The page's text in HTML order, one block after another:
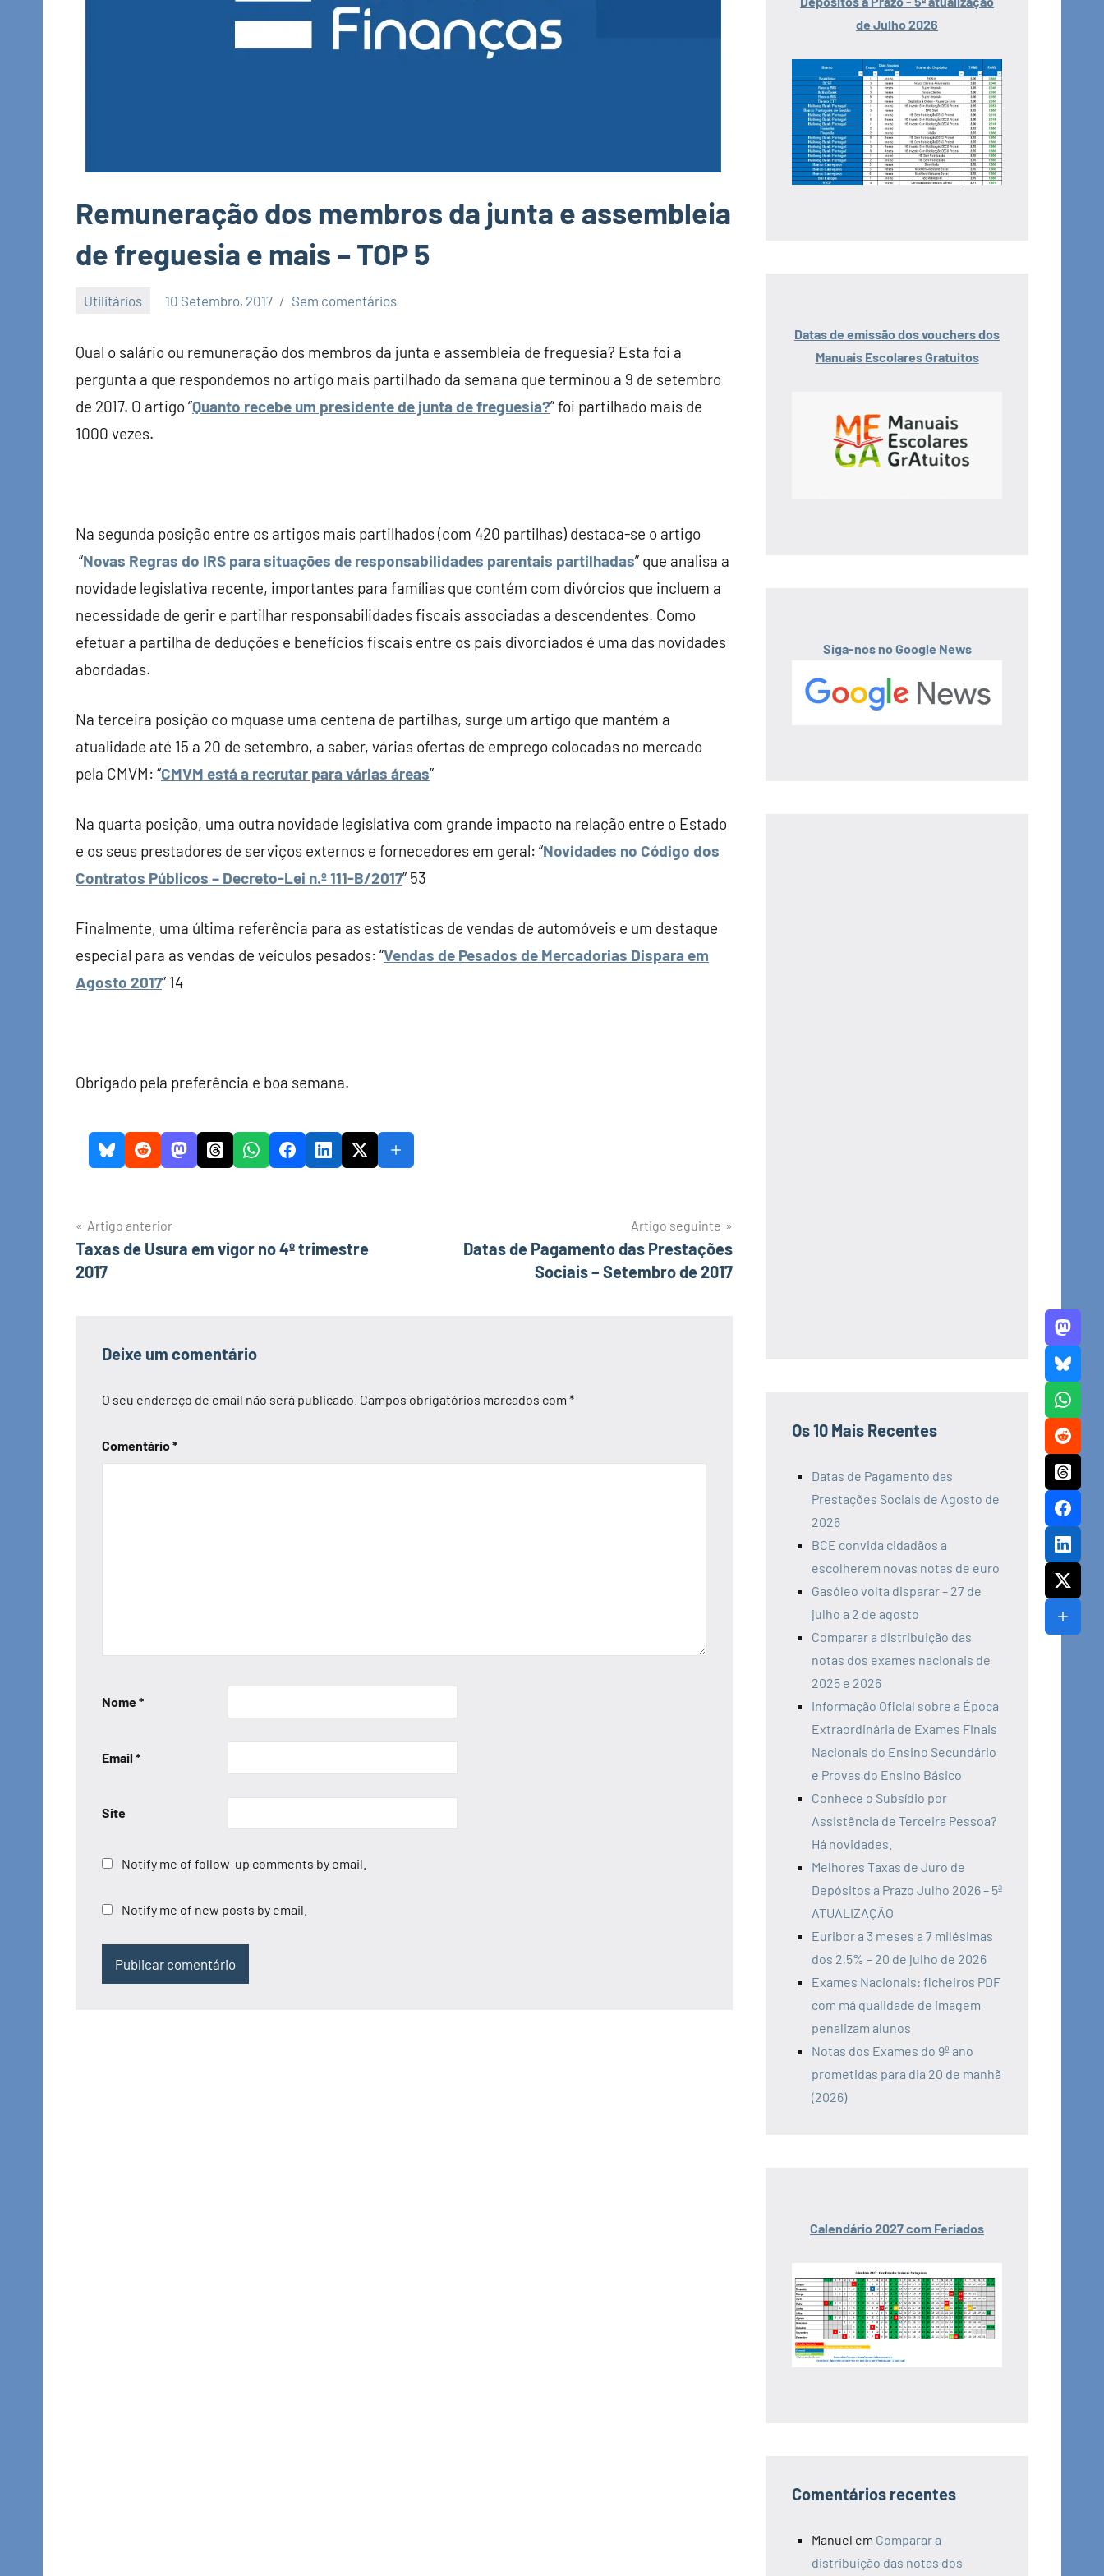
Remuneração dos membros da junta e assembleia
de freguesia e mais – TOP 5
Utilitários 10 Setembro, 2017
Finanças
Sem comentários
Qual o salário ou remuneração dos membros da junta e assembleia de freguesia? Esta foi a
pergunta a que respondemos no artigo mais partilhado da semana que terminou a 9 de setembro
de 2017. O artigo “Quanto recebe um presidente de junta de freguesia?” foi partilhado mais de
1000 vezes.
Na segunda posição entre os artigos mais partilhados (com 420 partilhas) destaca-se o artigo
“Novas Regras do IRS para situações de responsabilidades parentais partilhadas” que analisa a
novidade legislativa recente, importantes para famílias que contém com divórcios que incluem a
necessidade de gerir e partilhar responsabilidades fiscais associadas a descendentes. Como
efetuar a partilha de deduções e benefícios fiscais entre os pais divorciados é uma das novidades
abordadas.
Na terceira posição co mquase uma centena de partilhas, surge um artigo que mantém a
atualidade até 15 a 20 de setembro, a saber, várias ofertas de emprego colocadas no mercado
pela CMVM: “CMVM está a recrutar para várias áreas”
Na quarta posição, uma outra novidade legislativa com grande impacto na relação entre o Estado
e os seus prestadores de serviços externos e fornecedores em geral: “Novidades no Código dos
Contratos Públicos – Decreto-Lei n.º 111-B/2017” 53
Finalmente, uma última referência para as estatísticas de vendas de automóveis e um destaque
especial para as vendas de veículos pesados: “Vendas de Pesados de Mercadorias Dispara em
Agosto 2017” 14
Obrigado pela preferência e boa semana.
Navegação
de
Artigo anterior
Taxas de Usura em vigor no 4º trimestre
2017
Artigo seguinte
Datas de Pagamento das Prestações
Sociais – Setembro de 2017
Deixe um comentário
O seu endereço de email não será publicado. Campos obrigatórios marcados com *
Comentário*
Nome*
Email *
Site
Notify me of follow-up comments by email.
Notify me of new posts by email.
de Julho 2026
Datas de emissão dos vouchers dos
Manuais Escolares Gratuitos
Siga-nos no Google News
Os 10 Mais Recentes
Datas de Pagamento das
Prestações Sociais de Agosto de
2026
BCE convida cidadãos a
escolherem novas notas de euro
Gasóleo volta disparar – 27 de
julho a 2 de agosto
Comparar a distribuição das
notas dos exames nacionais de
2025 e 2026
Informação Oficial sobre a Época
Extraordinária de Exames Finais
Nacionais do Ensino Secundário
e Provas do Ensino Básico
Conhece o Subsídio por
Assistência de Terceira Pessoa?
Há novidades.
Melhores Taxas de Juro de
Depósitos a Prazo Julho 2026 – 5ª
ATUALIZAÇÃO
Euribor a 3 meses a 7 milésimas
dos 2,5% – 20 de julho de 2026
Exames Nacionais: ficheiros PDF
com má qualidade de imagem
penalizam alunos
Notas dos Exames do 9º ano
prometidas para dia 20 de manhã
(2026)
Calendário 2027 com Feriados
Comentários recentes
Manuel em Comparar a
distribuição das notas dos